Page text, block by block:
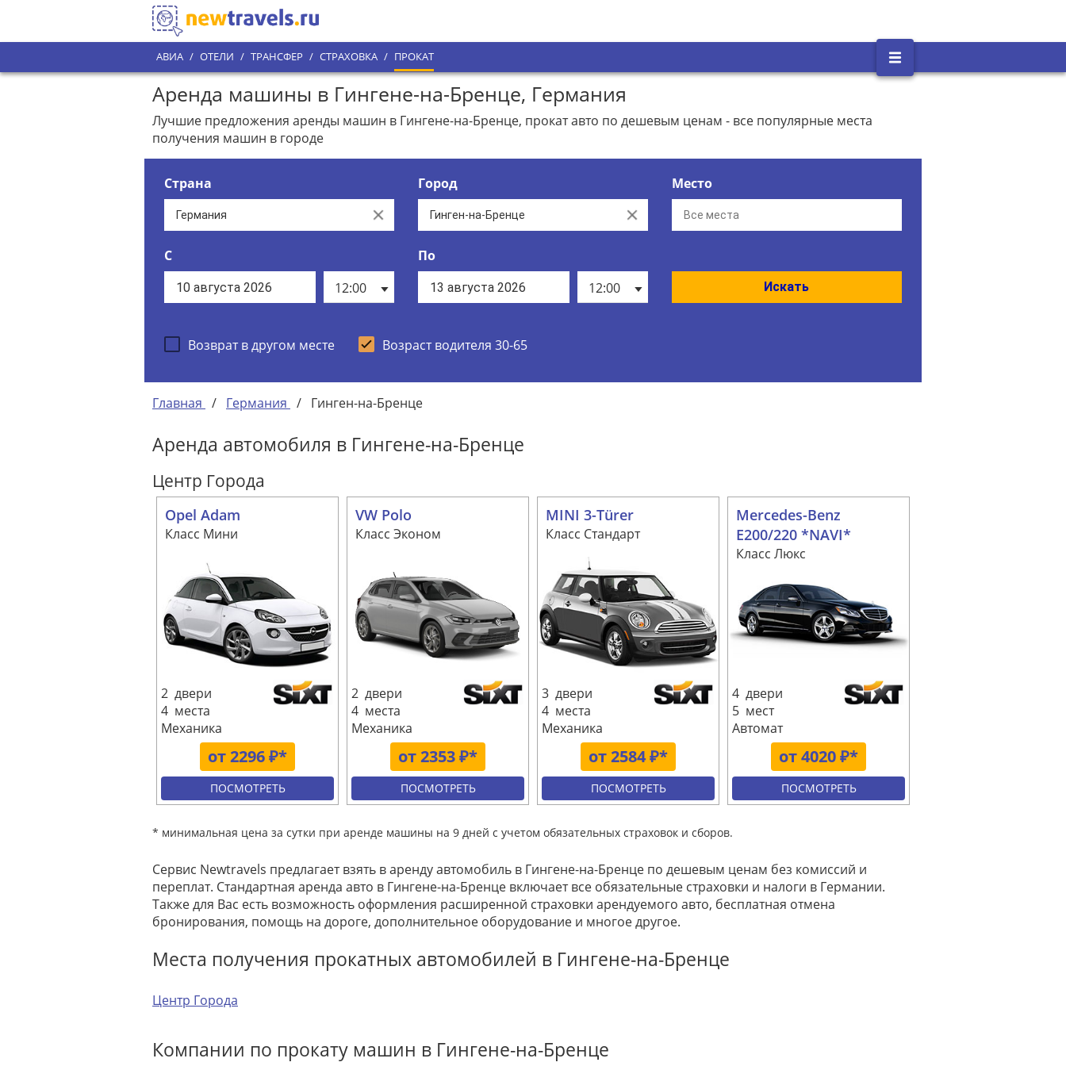
АВИА / ОТЕЛИ / ТРАНСФЕР / СТРАХОВКА / ПРОКАТ
Аренда машины в Гингене-на-Бренце, Германия
Лучшие предложения аренды машин в Гингене-на-Бренце, прокат авто по дешевым ценам - все популярные места
получения машин в городе
Страна
Clear
Город
Clear
Место
С
12:00
По
12:00
Искать
Возврат в другом месте Возраст водителя 30-65
Главная / Германия / Гинген-на-Бренце
Аренда автомобиля в Гингене-на-Бренце
Центр Города
Opel Adam
Класс Мини
от 2296 ₽*
2 двери
4 места
Механика
ПОСМОТРЕТЬ
VW Polo
Класс Эконом
от 2353 ₽*
2 двери
4 места
Механика
ПОСМОТРЕТЬ
MINI 3-Türer
Класс Стандарт
от 2584 ₽*
3 двери
4 места
Механика
ПОСМОТРЕТЬ
Mercedes-Benz
E200/220 *NAVI*
Класс Люкс
от 4020 ₽*
4 двери
5 мест
Автомат
ПОСМОТРЕТЬ
* минимальная цена за сутки при аренде машины на 9 дней с учетом обязательных страховок и сборов.
Сервис Newtravels предлагает взять в аренду автомобиль в Гингене-на-Бренце по дешевым ценам без комиссий и
переплат. Стандартная аренда авто в Гингене-на-Бренце включает все обязательные страховки и налоги в Германии.
Также для Вас есть возможность оформления расширенной страховки арендуемого авто, бесплатная отмена
бронирования, помощь на дороге, дополнительное оборудование и многое другое.
Места получения прокатных автомобилей в Гингене-на-Бренце
Центр Города
Компании по прокату машин в Гингене-на-Бренце